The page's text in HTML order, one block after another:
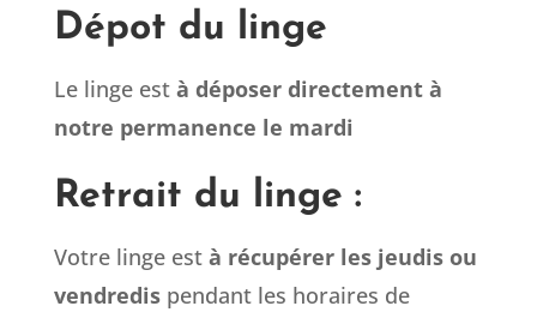
Dépot du linge
Le linge est à déposer directement à
notre permanence le mardi
Retrait du linge :
Votre linge est à récupérer les jeudis ou
vendredispendant les horaires de